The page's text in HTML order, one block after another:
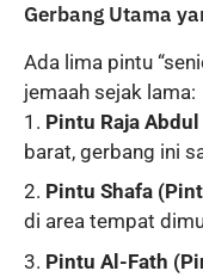
Gerbang Utama
Ada lima pintu
jemaah sejak lama:
Pintu Raja
barat, gerbang ini
Pintu Shafa
di area tempat
Pintu Al-Fath